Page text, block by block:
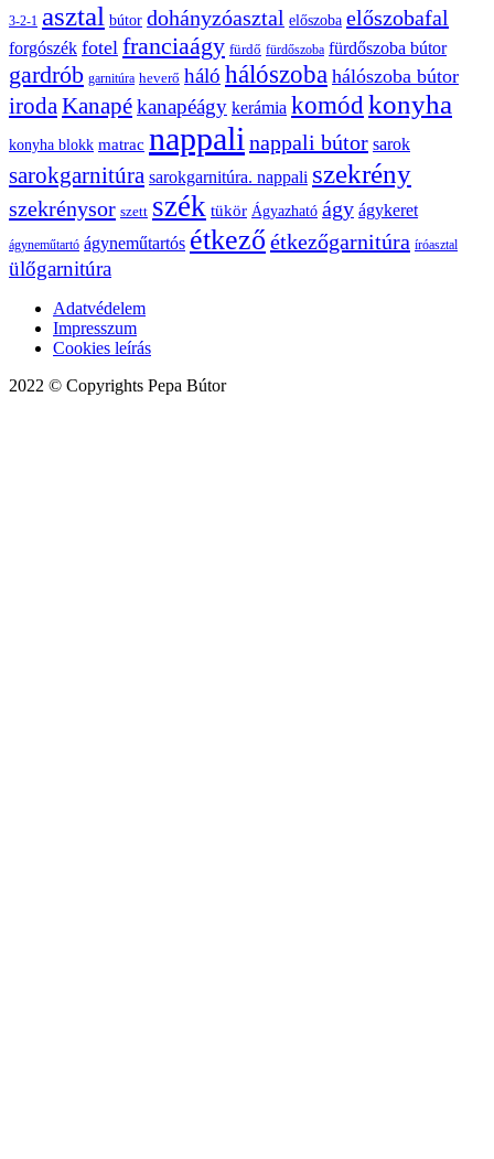
3-2-1 asztal bútor dohányzóasztal előszoba előszobafal
forgószék fotel franciaágy fürdő fürdőszoba fürdőszoba bútor
gardrób garnitúra heverő háló hálószoba hálószoba bútor
iroda Kanapékanapéágy kerámia komód konyha
konyha blokk matrac nappali nappali bútor sarok
sarokgarnitúra sarokgarnitúra. nappali szekrény
szekrénysor szett szék tükör Ágyazható ágy ágykeret
ágyneműtartó ágyneműtartós étkező étkezőgarnitúra íróasztal
ülőgarnitúra
Adatvédelem
Impresszum
Cookies leírás
2022 © Copyrights Pepa Bútor